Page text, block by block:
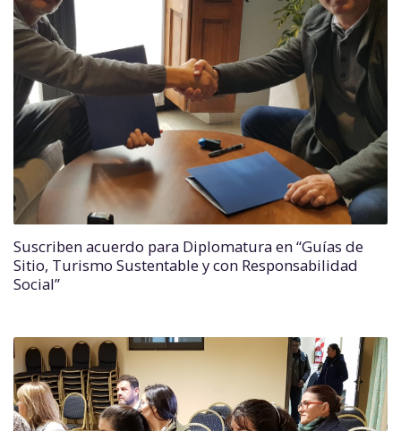
Suscriben acuerdo para Diplomatura en “Guías de
Sitio, Turismo Sustentable y con Responsabilidad
Social”